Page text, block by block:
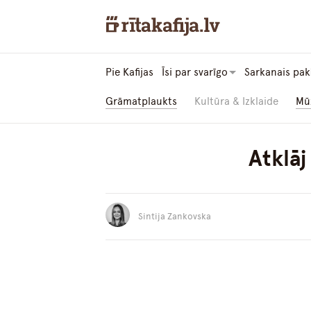
Pie Kafijas Īsi par svarīgo Sarkanais
Grāmatplaukts Kultūra & Izklaide
Atklāj
Sintija Zankovska